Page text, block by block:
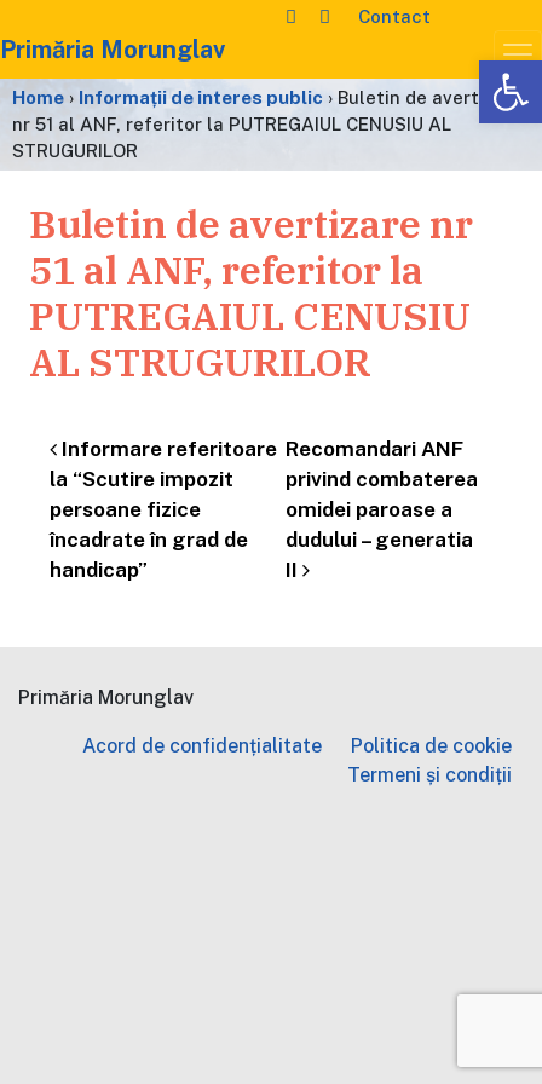
Primăria Morunglav
Home › Informații de interes public › Buletin de avertizare
nr 51 al ANF, referitor la PUTREGAIUL CENUSIU AL
STRUGURILOR
Contact
Buletin de avertizare nr
51 al ANF, referitor la
PUTREGAIUL CENUSIU
AL STRUGURILOR
Navigare în articole
Informare referitoare
la “Scutire impozit
persoane fizice
încadrate în grad de
handicap”
Recomandari ANF
privind combaterea
omidei paroase a
dudului – generatia
II
Primăria Morunglav
Acord de confidențialitate
Politica de cookie
Termeni și condiții